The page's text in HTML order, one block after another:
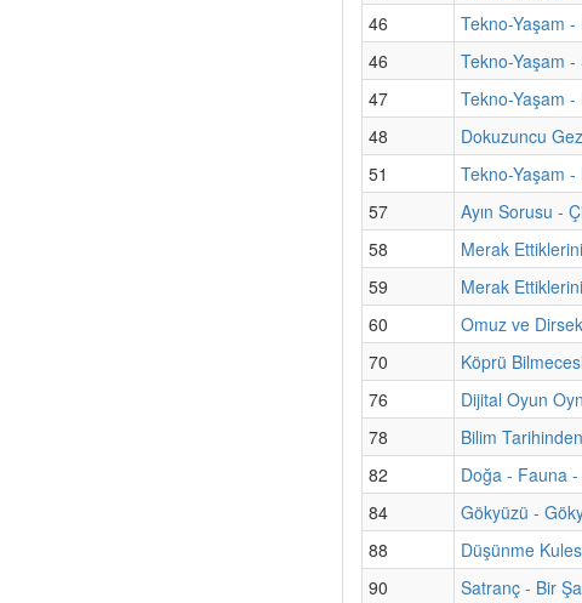
46
Tekno-Yaşam
46
Tekno-Yaşam
47
Tekno-Yaşam
48
Dokuzuncu
51
Tekno-Yaşam
57
Ayın Sorusu -
58
Merak
59
Merak
60
Omuz ve
70
Köprü
76
Dijital Oyun
78
Bilim
82
Doğa - Fauna
84
Gökyüzü -
88
Düşünme
90
Satranç - Bir